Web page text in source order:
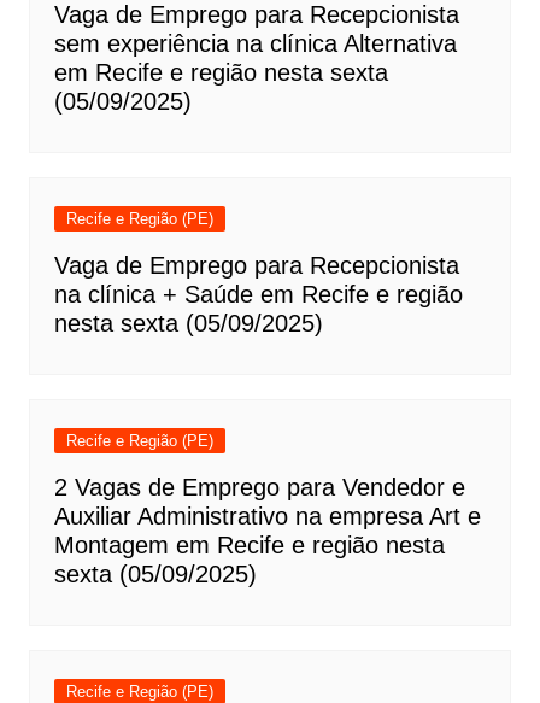
Vaga de Emprego para Recepcionista
sem experiência na clínica Alternativa
em Recife e região nesta sexta
(05/09/2025)
Recife e Região (PE)
Vaga de Emprego para Recepcionista
na clínica + Saúde em Recife e região
nesta sexta (05/09/2025)
Recife e Região (PE)
2 Vagas de Emprego para Vendedor e
Auxiliar Administrativo na empresa Art e
Montagem em Recife e região nesta
sexta (05/09/2025)
Recife e Região (PE)